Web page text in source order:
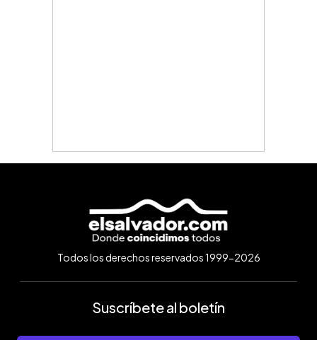
Todos los derechos reservados 1999-2026
Suscríbete al boletín